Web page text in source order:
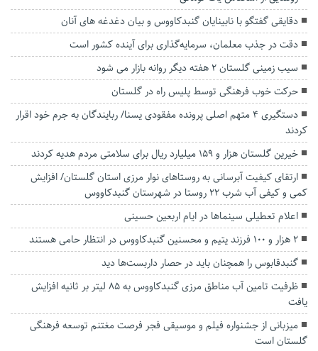
دقایقی گفتگو با نابینایان گنبدکاووس و بیان دغدغه های آنان
دقت در جذب معلمان، سرمایه‌گذاری برای آینده کشور است
سیب زمینی گلستان ۲ هفته دیگر روانه بازار می شود
حرکت خوب فرهنگی توسط پلیس راه در گلستان
دستگیری ۴ متهم اصلی پرونده مفقودی یسنا/ ربایندگان به جرم خود اقرار
کردند
خیرین گلستان هزار و ۱۵۹ میلیارد ریال برای سلامتی مردم هدیه کردند
ارتقای کیفیت آبرسانی به روستاهای نوار مرزی استان گلستان/ افزایش
کمی و کیفی آب شرب 22 روستا در شهرستان گنبدکاووس
اعلام تعطیلی سینما‌ها در ایام اربعین حسینی
۲ هزار و ۱۰۰ فرزند یتیم و محسنین گنبدکاووس در انتظار حامی هستند
گنبدقابوس را همچنان باید در حصار داربست‌ها دید
ظرفیت تامین آب مناطق مرزی گنبدکاووس به ۸۵ لیتر بر ثانیه افزایش
یافت
میزبانی از جشنواره فیلم و موسیقی فجر فرصت مغتنم توسعه فرهنگی
گلستان است